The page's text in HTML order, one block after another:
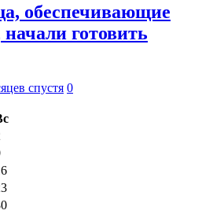
обеспечивающие
готовить
спустя 0